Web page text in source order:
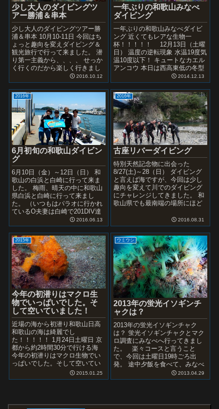
少し大人のダイビングツ
アー勝浦＆串本
少し大人のダイビングツアー勝
浦＆串本 10月10-11日 今回はち
ょっと趣向を変えダイビング＆
観光旅行で行って来ました。 潜
り第一主義から、、、、 せっか
く行くのだから楽しく行きまし
ょう！と、、、、 新名神から伊
勢道経由で約4時間...
2016.10.12
一年ぶりの和歌山みなべ
ダイビング
一年ぶりの和歌山みなべダイビ
ング 近くてもレアな生物一
杯！！！！！ 12月13日（土曜
日） 温度の逆転現象 水温19度気
温10度以下！ キュートなカエル
アンコウ 本日は西高東低の冬型
の天候になり北西風が強く沿岸
でのダイビン...
2014.12.13
2016年
6月初旬の和歌山ダイビン
グ
6月10日（金）～12日（日） 和
歌山の白浜と白崎に行って来ま
した。 梅雨、晴天の中に和歌山
県白浜と白崎に行って来まし
た。 （いつもはパラオに行かれ
ているO夫妻は白崎で201DIV達
成） 白浜は水温24度を越えでい
よいよ...
2016.06.13
2016年
古座リバーダイビング
特別天然記念物に出会った
8/27(土)～28（日） ダイビング
と言えば海ですが、今回は少し
趣向を変えて川でのダイビング
にチャレンジしてきました。 和
歌山県でも最南端の場所にほど
回お世話になったＤＩ...2016.08.31
2015年
今年の初潜りはマクロ生
物でいっぱいでした。そ
して空いていました！
近場の海から初潜り和歌山日高
和歌山の海は綺麗でし
た！！！！！ 1月24日土曜日 京
都から約2時間30分で行ける海
今年の初潜りはマクロ生物でい
っぱいでした。そして空いてい
ました！ オレンジ色のカエルア
ンコウ 海底を這って...
2015.01.25
ウミウシ
2013年の蛍光イソギンチ
ャクは？
2013年の蛍光イソギンチャク
は？ 蛍光イソギンチャクとマク
ロ調査にみなべへ行ってきまし
た。 楽々コースと言うこと
で、今回は土曜日19時ごろ出
発。 途中夕飯を食べて、みなべ
へ到着は22：30でした。 ＧＷ突
入してましたが、...
2013.04.29